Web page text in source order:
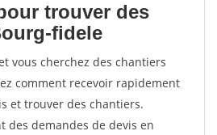
trouver des
fidele
vous cherchez des chantiers
comment recevoir rapidement
et trouver des chantiers.
des demandes de devis en